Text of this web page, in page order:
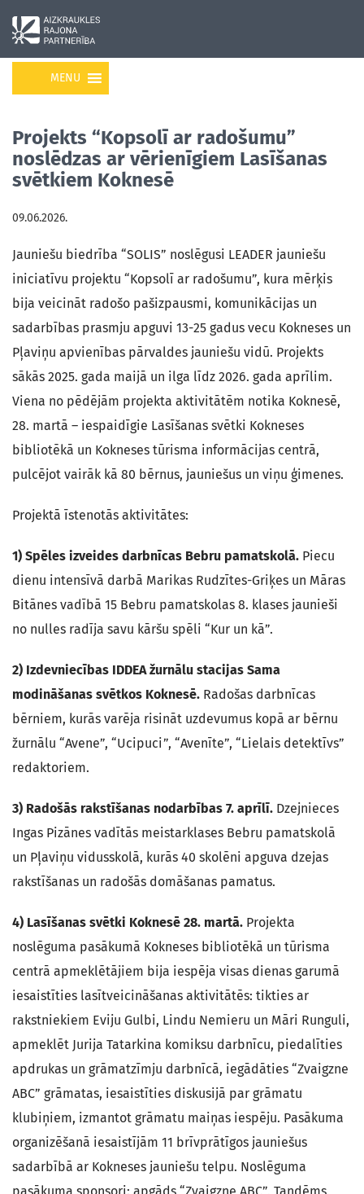
MENU
Projekts “Kopsolī ar radošumu”
noslēdzas ar vērienīgiem Lasīšanas
svētkiem Koknesē
09.06.2026.
Jauniešu biedrība “SOLIS” noslēgusi LEADER jauniešu
iniciatīvu projektu “Kopsolī ar radošumu”, kura mērķis
bija veicināt radošo pašizpausmi, komunikācijas un
sadarbības prasmju apguvi 13-25 gadus vecu Kokneses un
Pļaviņu apvienības pārvaldes jauniešu vidū. Projekts
sākās 2025. gada maijā un ilga līdz 2026. gada aprīlim.
Viena no pēdējām projekta aktivitātēm notika Koknesē,
28. martā – iespaidīgie Lasīšanas svētki Kokneses
bibliotēkā un Kokneses tūrisma informācijas centrā,
pulcējot vairāk kā 80 bērnus, jauniešus un viņu ģimenes.
Projektā īstenotās aktivitātes:
1) Spēles izveides darbnīcas Bebru pamatskolā. Piecu
dienu intensīvā darbā Marikas Rudzītes-Griķes un Māras
Bitānes vadībā 15 Bebru pamatskolas 8. klases jaunieši
no nulles radīja savu kāršu spēli “Kur un kā”.
2) Izdevniecības IDDEA žurnālu stacijas Sama
modināšanas svētkos Koknesē. Radošas darbnīcas
bērniem, kurās varēja risināt uzdevumus kopā ar bērnu
žurnālu “Avene”, “Ucipuci”, “Avenīte”, “Lielais detektīvs”
redaktoriem.
3) Radošās rakstīšanas nodarbības 7. aprīlī. Dzejnieces
Ingas Pizānes vadītās meistarklases Bebru pamatskolā
un Pļaviņu vidusskolā, kurās 40 skolēni apguva dzejas
rakstīšanas un radošās domāšanas pamatus.
4) Lasīšanas svētki Koknesē 28. martā. Projekta
noslēguma pasākumā Kokneses bibliotēkā un tūrisma
centrā apmeklētājiem bija iespēja visas dienas garumā
iesaistīties lasītveicināšanas aktivitātēs: tikties ar
rakstniekiem Eviju Gulbi, Lindu Nemieru un Māri Runguli,
apmeklēt Jurija Tatarkina komiksu darbnīcu, piedalīties
apdrukas un grāmatzīmju darbnīcā, iegādāties “Zvaigzne
ABC” grāmatas, iesaistīties diskusijā par grāmatu
klubiņiem, izmantot grāmatu maiņas iespēju. Pasākuma
organizēšanā iesaistījām 11 brīvprātīgos jauniešus
sadarbībā ar Kokneses jauniešu telpu. Noslēguma